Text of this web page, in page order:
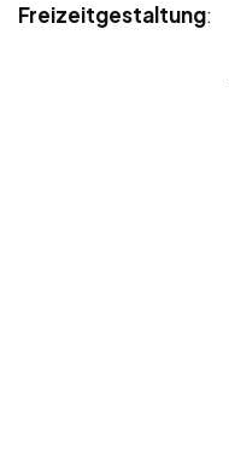
Freizeitgestaltung: